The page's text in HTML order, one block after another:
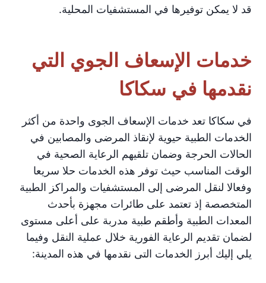
قد لا يمكن توفيرها في المستشفيات المحلية.
خدمات الإسعاف الجوي التي
نقدمها في سكاكا
في سكاكا تعد خدمات الإسعاف الجوى واحدة من أكثر
الخدمات الطبية حيوية لإنقاذ المرضى والمصابين في
الحالات الحرجة وضمان تلقيهم الرعاية الصحية في
الوقت المناسب حيث توفر هذه الخدمات حلا سريعا
وفعالا لنقل المرضى إلى المستشفيات والمراكز الطبية
المتخصصة إذ تعتمد على طائرات مجهزة بأحدث
المعدات الطبية وأطقم طبية مدربة على أعلى مستوى
لضمان تقديم الرعاية الفورية خلال عملية النقل وفيما
يلي إليك أبرز الخدمات التى نقدمها في هذه المدينة: